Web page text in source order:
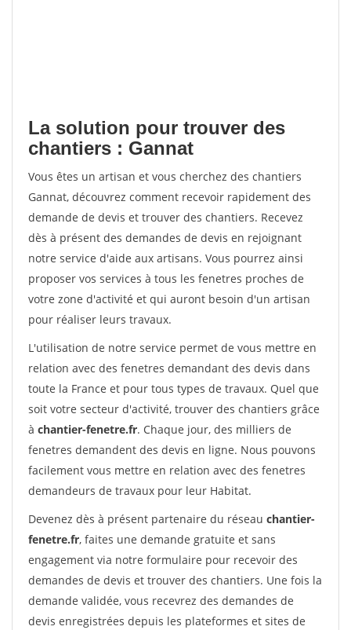
La solution pour trouver des
chantiers : Gannat
Vous êtes un artisan et vous cherchez des chantiers
Gannat, découvrez comment recevoir rapidement des
demande de devis et trouver des chantiers. Recevez
dès à présent des demandes de devis en rejoignant
notre service d'aide aux artisans. Vous pourrez ainsi
proposer vos services à tous les fenetres proches de
votre zone d'activité et qui auront besoin d'un artisan
pour réaliser leurs travaux.
L'utilisation de notre service permet de vous mettre en
relation avec des fenetres demandant des devis dans
toute la France et pour tous types de travaux. Quel que
soit votre secteur d'activité, trouver des chantiers grâce
à chantier-fenetre.fr. Chaque jour, des milliers de
fenetres demandent des devis en ligne. Nous pouvons
facilement vous mettre en relation avec des fenetres
demandeurs de travaux pour leur Habitat.
Devenez dès à présent partenaire du réseau chantier-
fenetre.fr, faites une demande gratuite et sans
engagement via notre formulaire pour recevoir des
demandes de devis et trouver des chantiers. Une fois la
demande validée, vous recevrez des demandes de
devis enregistrées depuis les plateformes et sites de